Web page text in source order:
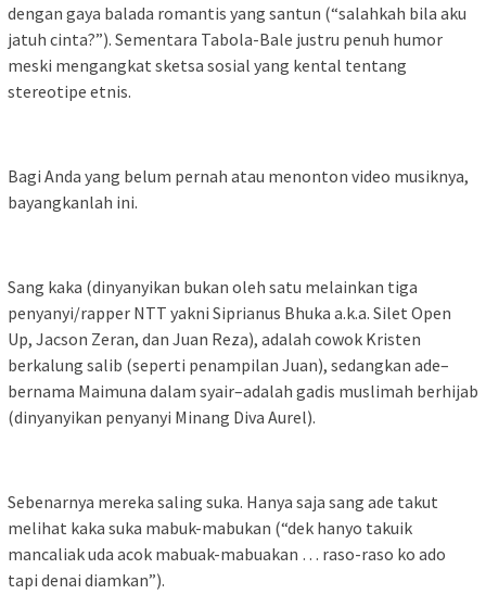
dengan gaya balada romantis yang santun (“salahkah bila aku
jatuh cinta?”). Sementara Tabola-Bale justru penuh humor
meski mengangkat sketsa sosial yang kental tentang
stereotipe etnis.
Bagi Anda yang belum pernah atau menonton video musiknya,
bayangkanlah ini.
Sang kaka (dinyanyikan bukan oleh satu melainkan tiga
penyanyi/rapper NTT yakni Siprianus Bhuka a.k.a. Silet Open
Up, Jacson Zeran, dan Juan Reza), adalah cowok Kristen
berkalung salib (seperti penampilan Juan), sedangkan ade–
bernama Maimuna dalam syair–adalah gadis muslimah berhijab
(dinyanyikan penyanyi Minang Diva Aurel).
Sebenarnya mereka saling suka. Hanya saja sang ade takut
melihat kaka suka mabuk-mabukan (“dek hanyo takuik
mancaliak uda acok mabuak-mabuakan … raso-raso ko ado
tapi denai diamkan”).